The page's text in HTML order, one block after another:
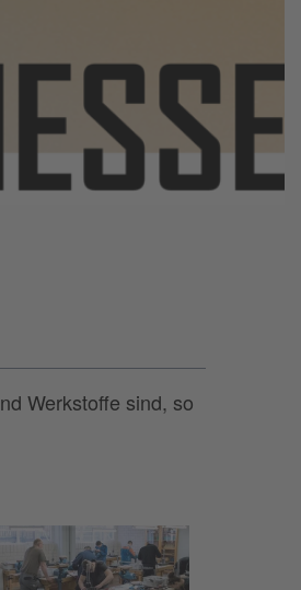
Werkstoffe sind, so